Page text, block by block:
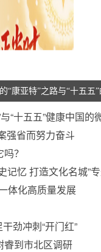
“康亚特”之路与“十五
“十五五”健康中国
强省而努力奋斗
？
记忆 打造文化名城”
体化高质量发展
劲冲刺“开门红”
睿到市北区调研